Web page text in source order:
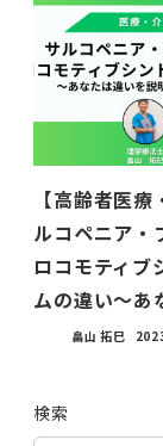
【高齢者医
ルコペニア・
ロコモティブ
ムの違い〜
畠山 拓巳
検索